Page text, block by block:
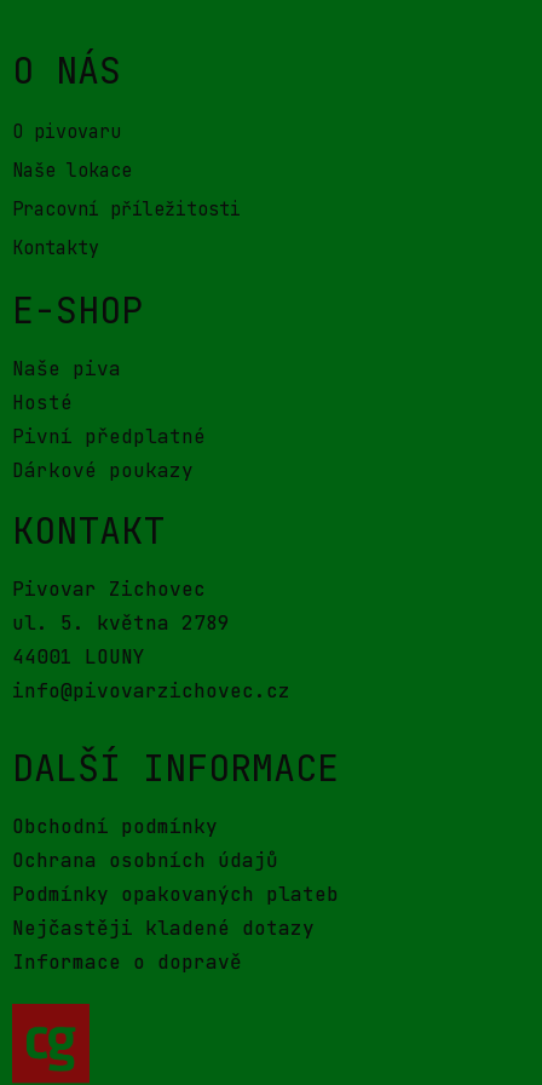
O NÁS
O pivovaru
Naše lokace
Pracovní příležitosti
Kontakty
E-SHOP
Naše piva
Hosté
Pivní předplatné
Dárkové poukazy
KONTAKT
Pivovar Zichovec
ul. 5. května 2789
44001 LOUNY
info@pivovarzichovec.cz
DALŠÍ INFORMACE
Obchodní podmínky
Ochrana osobních údajů
Podmínky opakovaných plateb
Nejčastěji kladené dotazy
Informace o dopravě